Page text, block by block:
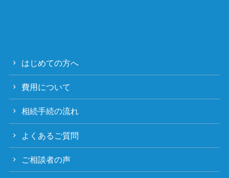
はじめての方へ
費用について
相続手続の流れ
よくあるご質問
ご相談者の声